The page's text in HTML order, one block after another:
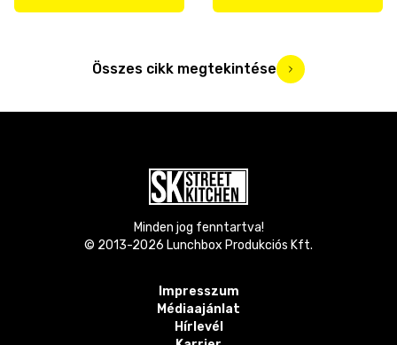
Összes cikk megtekintése
Minden jog fenntartva!
© 2013-2026 Lunchbox Produkciós Kft.
Impresszum
Médiaajánlat
Hírlevél